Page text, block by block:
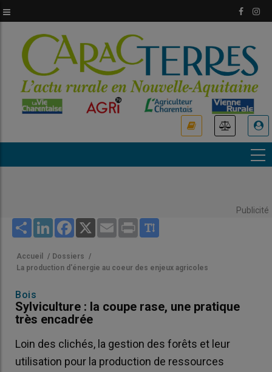
au
principal
Publicité
Share LinkedInFacebook
X Email Print
Accueil / Dossiers /
La production d'énergie au coeur des enjeux agricoles
Bois
Sylviculture : la coupe rase, une pratique
très encadrée
Loin des clichés, la gestion des forêts et leur
utilisation pour la production de ressources